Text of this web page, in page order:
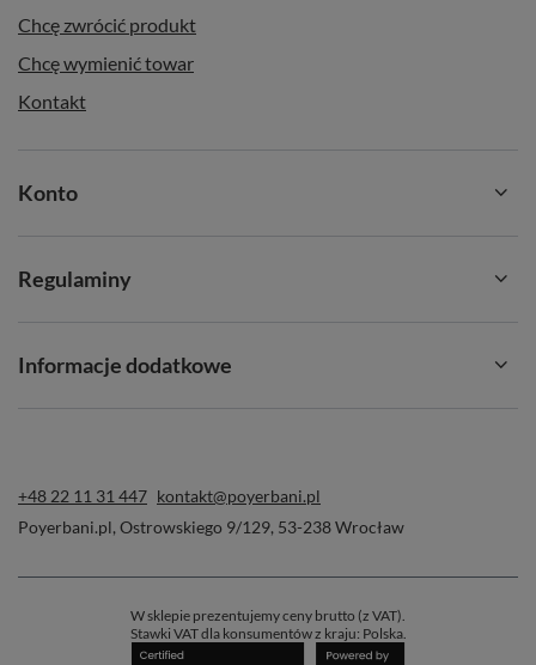
Chcę zwrócić produkt
Chcę wymienić towar
Kontakt
Konto
Regulaminy
Informacje dodatkowe
+48 22 11 31 447 kontakt@poyerbani.pl
Poyerbani.pl, Ostrowskiego 9/129, 53-238Wrocław
W sklepie prezentujemy ceny brutto (z VAT).
Stawki VAT dla konsumentów z kraju: Polska.